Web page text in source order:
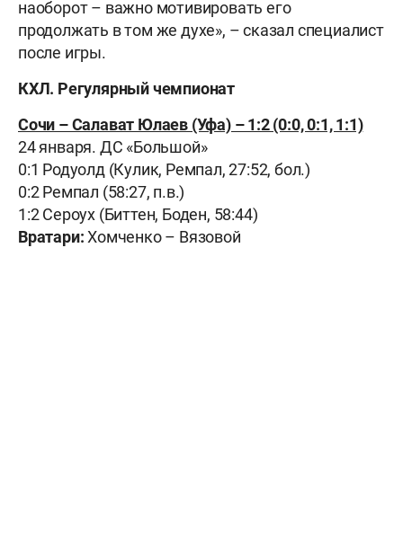
наоборот – важно мотивировать его
продолжать в том же духе», – сказал специалист
после игры.
КХЛ. Регулярный чемпионат
Сочи – Салават Юлаев (Уфа) – 1:2 (0:0, 0:1, 1:1)
24 января. ДС «Большой»
0:1 Родуолд (Кулик, Ремпал, 27:52, бол.)
0:2 Ремпал (58:27, п.в.)
1:2 Сероух (Биттен, Боден, 58:44)
Вратари:Хомченко – Вязовой